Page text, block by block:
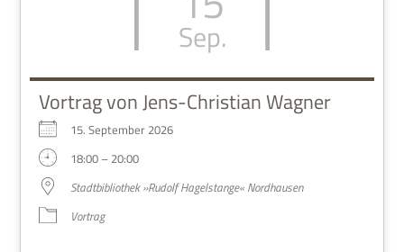
Sep.
Vortrag von Jens-Christian Wagner
15. Sep­tem­ber 2026
18:00 – 20:00
Stadt­bi­blio­thek »Rudolf Hagel­stange« Nordhausen
Vor­trag